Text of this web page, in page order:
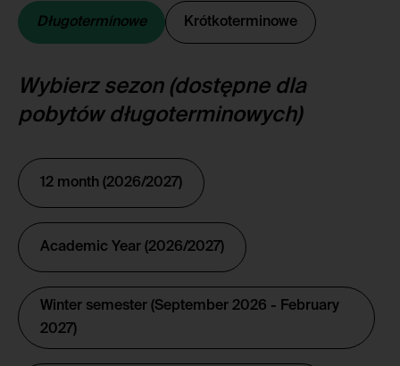
Długoterminowe Krótkoterminowe
Wybierz sezon (dostępne dla
pobytów długoterminowych)
12 month (2026/2027)
Academic Year (2026/2027)
Winter semester (September 2026 - February
2027)